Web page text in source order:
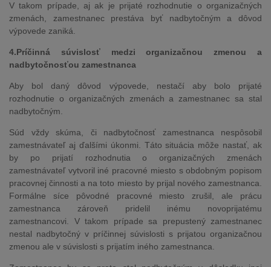
V takom prípade, aj ak je prijaté rozhodnutie o organizačných
zmenách, zamestnanec prestáva byť nadbytočným a dôvod
výpovede zaniká.
4.Príčinná súvislosť medzi organizačnou zmenou a
nadbytočnosťou zamestnanca
Aby bol daný dôvod výpovede, nestačí aby bolo prijaté
rozhodnutie o organizačných zmenách a zamestnanec sa stal
nadbytočným.
Súd vždy skúma, či nadbytočnosť zamestnanca nespôsobil
zamestnávateľ aj ďalšími úkonmi. Táto situácia môže nastať, ak
by po prijatí rozhodnutia o organizačných zmenách
zamestnávateľ vytvoril iné pracovné miesto s obdobným popisom
pracovnej činnosti a na toto miesto by prijal nového zamestnanca.
Formálne síce pôvodné pracovné miesto zrušil, ale prácu
zamestnanca zároveň pridelil inému novoprijatému
zamestnancovi. V takom prípade sa prepustený zamestnanec
nestal nadbytočný v príčinnej súvislosti s prijatou organizačnou
zmenou ale v súvislosti s prijatím iného zamestnanca.